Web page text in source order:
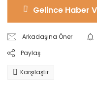
Gelince Haber
Arkadaşına Öner
Paylaş
Karşılaştır